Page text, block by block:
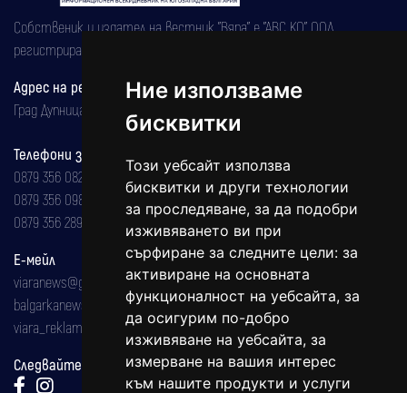
Ние използваме
бисквитки
Този уебсайт използва
бисквитки и други технологии
за проследяване, за да подобри
изживяването ви при
сърфиране за следните цели: за
активиране на основната
функционалност на уебсайта, за
да осигурим по-добро
изживяване на уебсайта, за
измерване на вашия интерес
към нашите продукти и услуги
Собственик и издател на вестник "Вяра" е "АВС КО" ООД,
регистрирана на 08.05.2002 година.
Адрес на редакцията
Град Дупница, ул.''Христо Ботев" 43
Телефони за реклама и абонаменти
0879 356 082
0879 356 098
0879 356 289
Е-мейл
viaranews@gmail.com
balgarkanews@gmail.com
viara_reklama@mail.bg
Следвайте ни: